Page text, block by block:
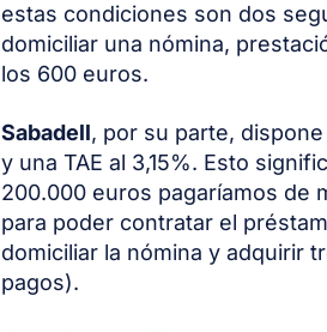
estas condiciones son dos
domiciliar una nómina,
los 600 euros.
Sabadell, por su parte,
y una TAE al 3,15%. Esto
200.000 euros pagaríamos de
para poder contratar el
domiciliar la nómina y adquirir
pagos).